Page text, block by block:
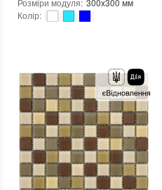
Розміри модуля: 300x300 мм
Колір:
Основа: Сітка
Кількість модулів у упаковці:
10 шт.
Вага модуля: 1.48 кг
Розмір чіпа: 52x25 мм
Товщина чіпа: 8 мм
Площа модуля: 0,09 м²
Країна виробника : Китай
Бренд
Mozaico de Lux
Тип поверхні
:
новий